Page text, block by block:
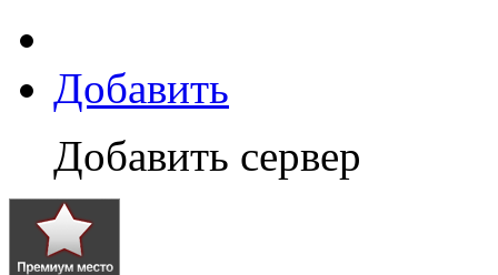
Добавить
Добавить сервер